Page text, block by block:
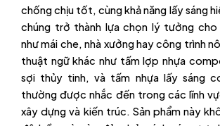
chống chịu tốt, cùng khả năng lấy sáng
chúng trở thành lựa chọn lý tưởng
như mái che, nhà xưởng hay công trình
thuật ngữ khác như tấm lợp nhựa
sợi thủy tinh, và tấm nhựa lấy sáng
thường được nhắc đến trong các lĩnh
xây dựng và kiến trúc. Sản phẩm này